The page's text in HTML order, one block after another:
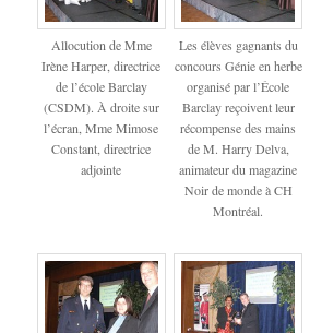
Allocution de Mme
Irène Harper, directrice
de l’école Barclay
(CSDM). À droite sur
l’écran, Mme Mimose
Constant, directrice
adjointe
Les élèves gagnants du
concours Génie en herbe
organisé par l’École
Barclay reçoivent leur
récompense des mains
de M. Harry Delva,
animateur du magazine
Noir de monde à CH
Montréal.